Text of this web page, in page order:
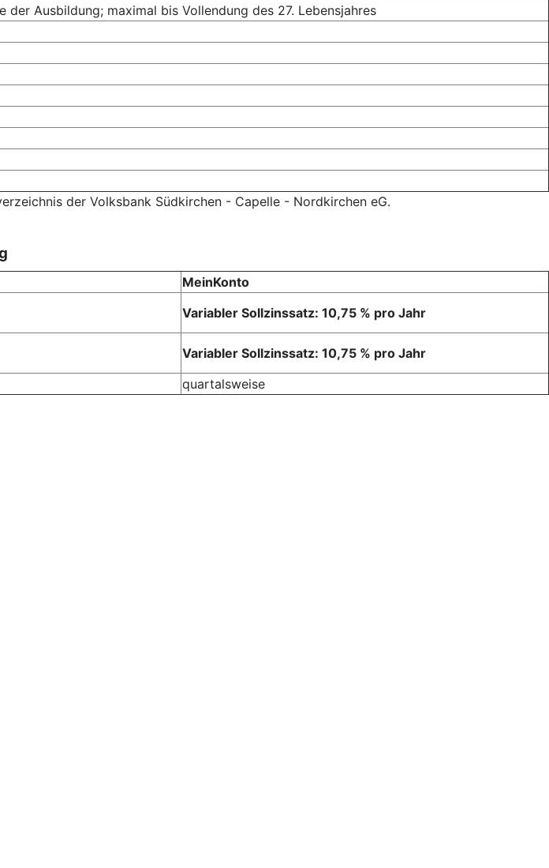
der Ausbildung; maximal bis Vollendung des 27. Lebensjahres
der Volksbank Südkirchen - Capelle - Nordkirchen eG.
MeinKonto
Variabler Sollzinssatz: 10,75 % pro Jahr
Variabler Sollzinssatz: 10,75 % pro Jahr
quartalsweise